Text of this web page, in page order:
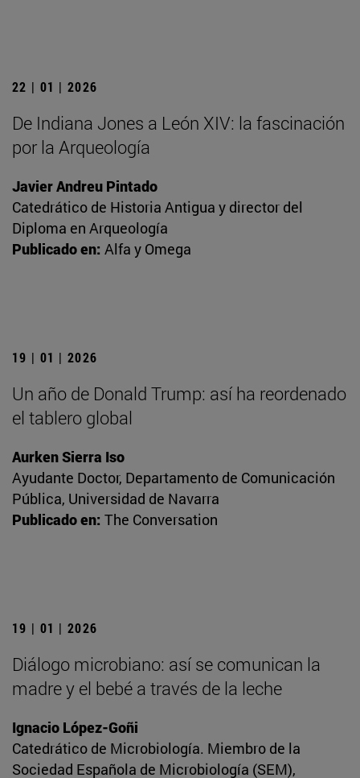
22 | 01 | 2026
De Indiana Jones a León XIV: la fascinación
por la Arqueología
Javier Andreu Pintado
Catedrático de Historia Antigua y director del
Diploma en Arqueología
Publicado en: Alfa y Omega
19 | 01 | 2026
Un año de Donald Trump: así ha reordenado
el tablero global
Aurken Sierra Iso
Ayudante Doctor, Departamento de Comunicación
Pública, Universidad de Navarra
Publicado en: The Conversation
19 | 01 | 2026
Diálogo microbiano: así se comunican la
madre y el bebé a través de la leche
Ignacio López-Goñi
Catedrático de Microbiología. Miembro de la
Sociedad Española de Microbiología (SEM),